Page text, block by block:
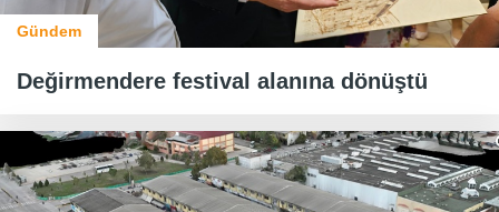
Gündem
Değirmendere festival alanına dönüştü